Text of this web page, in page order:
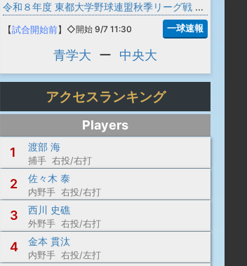
令和８年度 東都大学野球連盟秋季リーグ戦 1部
【試合開始前】 ◇開始 9/7 11:30 一球速報
青学大 ー 中央大
アクセスランキング
Players
1
渡部 海
捕手 右投/右打
2 佐々木 泰
内野手 右投/右打
3 西川 史礁
外野手 右投/右打
4 金本 貫汰
内野手 右投/左打